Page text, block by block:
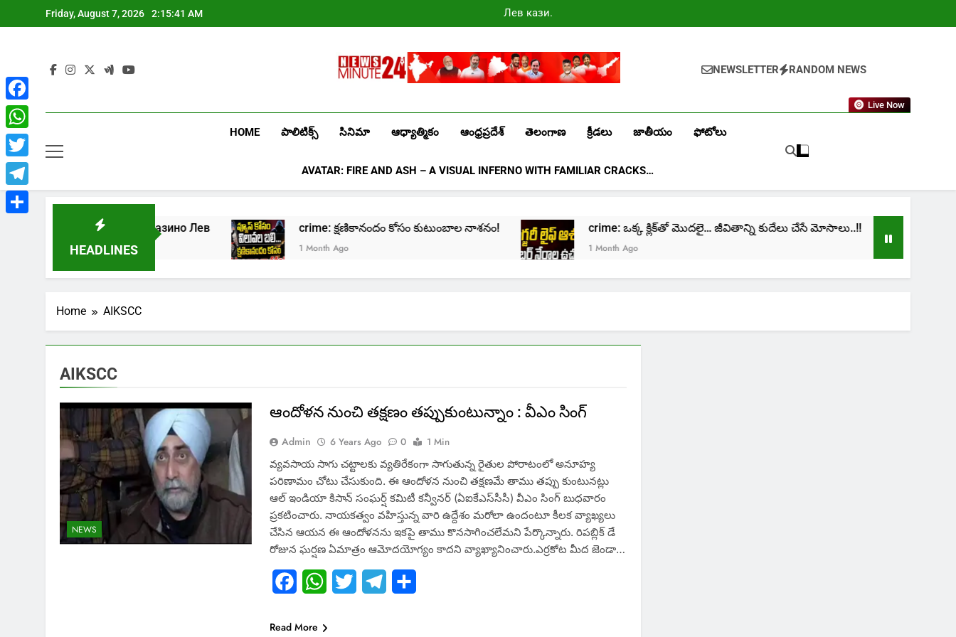
to
Friday, August 7, 2026 2:15:41 AM
Лев казино
промокоды
Newsminute24
NEWSLETTER RANDOM NEWS
Live Now
HOME పాలిటిక్స్ సినిమా ఆధ్యాత్మికం ఆంధ్రప్రదేశ్ తెలంగాణ క్రీడలు జాతీయం ఫోటోలు
AVATAR: FIRE AND ASH – A VISUAL INFERNO WITH FAMILIAR CRACKS…
HEADLINES
Играть в онлайн казино Лев
1 Week Ago
crime: క్షణికానందం కోసం కుటుంబాల నాశనం!
1 Month Ago
crime: ఒక్క క్లిక్‌తో మొదలై… జీవితాన్ని కుదేలు చేసే మోసాలు..!!
1 Month Ago
Home AIKSCC
AIKSCC
NEWS
ఆందోళన నుంచి తక్షణం తప్పుకుంటున్నాం : వీఎం సింగ్
Admin 6 Years Ago 0
1 Min
వ్యవసాయ సాగు చట్టాలకు వ్యతిరేకంగా సాగుతున్న రైతుల పోరాటంలో అనూహ్య
పరిణామం చోటు చేసుకుంది. ఈ ఆందోళన నుంచి తక్షణమే తాము తప్పు కుంటునట్లు
ఆల్ ఇండియా కిసాన్ సంఘర్ష్ కమిటీ కన్వీనర్ (ఏఐకేఎస్‌సీసీ) వీఎం సింగ్‌ బుధవారం
ప్రకటించారు. నాయకత్వం వహిస్తున్న వారి ఉద్దేశం మరోలా ఉందంటూ కీలక వ్యాఖ్యలు
చేసిన ఆయన ఈ ఆందోళనను ఇకపై తాము కొనసాగించలేమని పేర్కొన్నారు. రిపబ్లిక్‌ డే
రోజున ఘర్షణ ఏమాత్రం ఆమోదయోగ్యం కాదని వ్యాఖ్యానించారు.ఎర్రకోట మీద జెండా…
FacebookWhatsApp
Twitter Telegram
Read More
Facebook
WhatsApp
Twitter
Telegram